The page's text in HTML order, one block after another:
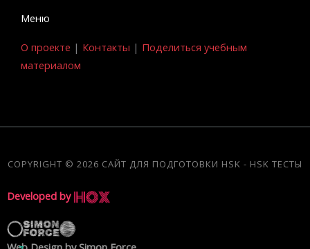
Меню
О проекте | Контакты | Поделиться учебным
материалом
COPYRIGHT © 2026 САЙТ ДЛЯ ПОДГОТОВКИ HSK - HSK ТЕСТЫ
Developed by